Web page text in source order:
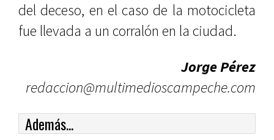
del deceso, en el caso de la motocicleta
fue llevada a un corralón en la ciudad.
Jorge Pérez
redaccion@multimedioscampeche.com
Además...